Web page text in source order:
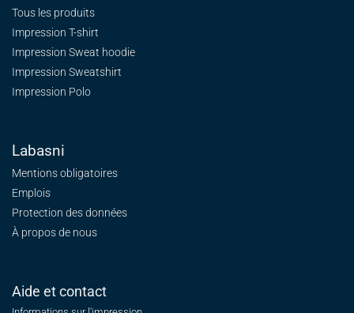
Tous les produits
Impression T-shirt
Impression Sweat hoodie
Impression Sweatshirt
Impression Polo
Labasni
Mentions obligatoires
Emplois
Protection des données
À propos de nous
Aide et contact